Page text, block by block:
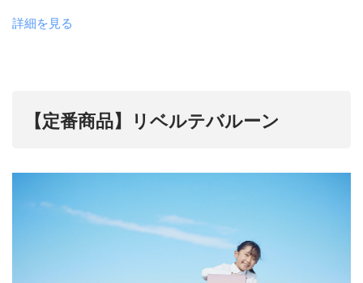
詳細を見る
【定番商品】リベルテバルーン